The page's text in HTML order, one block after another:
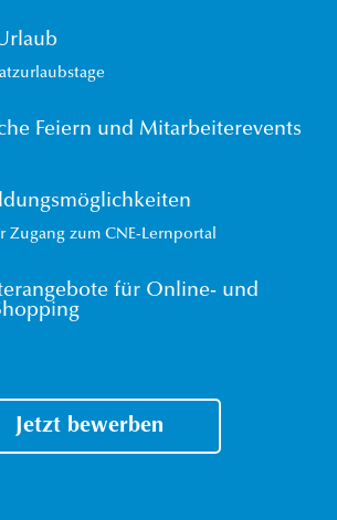
Feiern und Mitarbeiterevents
Zugang zum CNE-Lernportal
für Online- und
Jetzt bewerben